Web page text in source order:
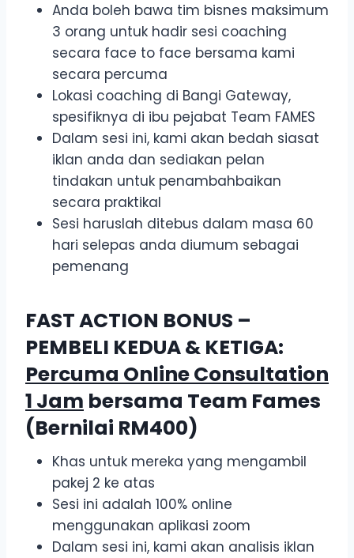
Anda boleh bawa tim bisnes maksimum
3 orang untuk hadir sesi coaching
secara face to face bersama kami
secara percuma
Lokasi coaching di Bangi Gateway,
spesifiknya di ibu pejabat Team FAMES
Dalam sesi ini, kami akan bedah siasat
iklan anda dan sediakan pelan
tindakan untuk penambahbaikan
secara praktikal
Sesi haruslah ditebus dalam masa 60
hari selepas anda diumum sebagai
pemenang
FAST ACTION BONUS –
PEMBELI KEDUA & KETIGA:
Percuma Online Consultation
1 Jam bersama Team Fames
(Bernilai RM400)
Khas untuk mereka yang mengambil
pakej 2 ke atas
Sesi ini adalah 100% online
menggunakan aplikasi zoom
Dalam sesi ini, kami akan analisis iklan